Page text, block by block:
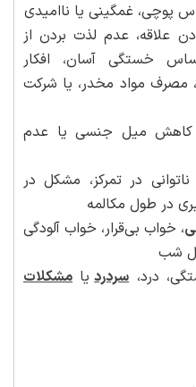
پوچی، غمگینی یا ناامیدی
علاقه، عدم لذت بردن از
خستگی آسان، افکار
مواد مخدر، یا شرکت
کاهش میل جنسی یا عدم
در تمرکز، مشکل در
در طول مکالمه
، خواب بی‌قرار، خواب آلودگی
شب
درد،سردردیا مشکلات